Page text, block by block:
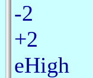
-2
+2
eHigh